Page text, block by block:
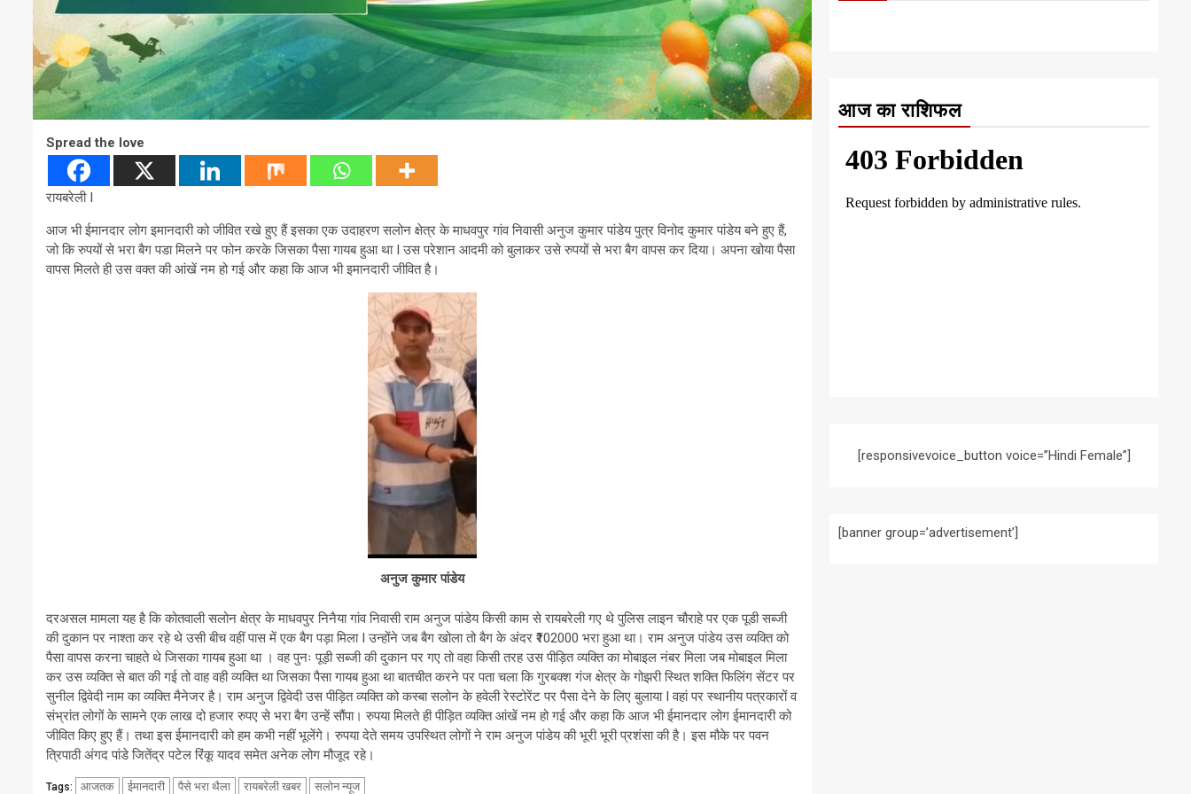
Spread the love
रायबरेली I
आज भी ईमानदार लोग इमानदारी को जीवित रखे हुए हैं इसका एक उदाहरण सलोन क्षेत्र के माधवपुर गांव निवासी अनुज कुमार पांडेय पुत्र विनोद कुमार पांडेय बने हुए हैं,
जो कि रुपयों से भरा बैग पडा मिलने पर फोन करके जिसका पैसा गायब हुआ था I उस परेशान आदमी को बुलाकर उसे रुपयों से भरा बैग वापस कर दिया। अपना खोया पैसा
वापस मिलते ही उस वक्त की आंखें नम हो गई और कहा कि आज भी इमानदारी जीवित है।
अनुज कुमार पांडेय
दरअसल मामला यह है कि कोतवाली सलोन क्षेत्र के माधवपुर निनैया गांव निवासी राम अनुज पांडेय किसी काम से रायबरेली गए थे पुलिस लाइन चौराहे पर एक पूडी सब्जी
की दुकान पर नाश्ता कर रहे थे उसी बीच वहीं पास में एक बैग पड़ा मिला I उन्होंने जब बैग खोला तो बैग के अंदर ₹102000 भरा हुआ था। राम अनुज पांडेय उस व्यक्ति को
पैसा वापस करना चाहते थे जिसका गायब हुआ था । वह पुनः पूड़ी सब्जी की दुकान पर गए तो वहा किसी तरह उस पीड़ित व्यक्ति का मोबाइल नंबर मिला जब मोबाइल मिला
कर उस व्यक्ति से बात की गई तो वाह वही व्यक्ति था जिसका पैसा गायब हुआ था बातचीत करने पर पता चला कि गुरबक्श गंज क्षेत्र के गोझरी स्थित शक्ति फिलिंग सेंटर पर
सुनील द्विवेदी नाम का व्यक्ति मैनेजर है। राम अनुज द्विवेदी उस पीड़ित व्यक्ति को कस्बा सलोन के हवेली रेस्टोरेंट पर पैसा देने के लिए बुलाया I वहां पर स्थानीय पत्रकारों व
संभ्रांत लोगों के सामने एक लाख दो हजार रुपए से भरा बैग उन्हें सौंपा। रुपया मिलते ही पीड़ित व्यक्ति आंखें नम हो गई और कहा कि आज भी ईमानदार लोग ईमानदारी को
जीवित किए हुए हैं। तथा इस ईमानदारी को हम कभी नहीं भूलेंगे। रुपया देते समय उपस्थित लोगों ने राम अनुज पांडेय की भूरी भूरी प्रशंसा की है। इस मौके पर पवन
त्रिपाठी अंगद पांडे जितेंद्र पटेल रिंकू यादव समेत अनेक लोग मौजूद रहे।
Tags: आजतक ईमानदारी पैसे भरा थैला रायबरेली खबर सलोन न्यूज
आज का राशिफल
[responsivevoice_button voice=”Hindi Female”]
[banner group=’advertisement’]